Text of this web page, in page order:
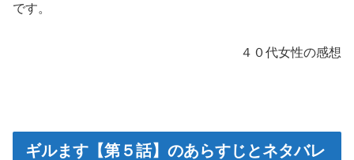
です。
４０代女性の感想
ギルます【第５話】のあらすじとネタバレ